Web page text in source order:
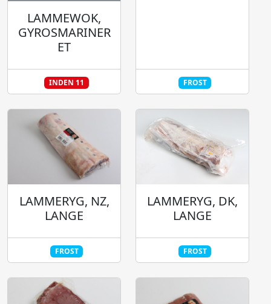
LAMMEWOK,
GYROSMARINER
ET
INDEN 11 FROST
LAMMERYG, NZ,
LANGE
FROST
LAMMERYG, DK,
LANGE
FROST